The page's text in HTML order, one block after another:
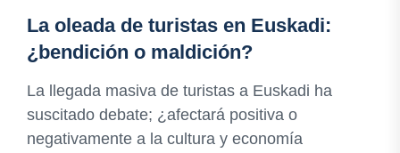
La oleada de turistas en Euskadi:
¿bendición o maldición?
La llegada masiva de turistas a Euskadi ha
suscitado debate; ¿afectará positiva o
negativamente a la cultura y economía